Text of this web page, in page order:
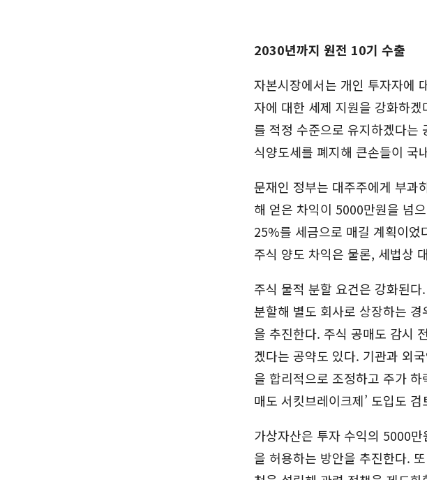
2030년까지 원전 10기 수출
자본시장에서는 개인 투자자에
자에 대한 세제 지원을 강화하
를 적정 수준으로 유지하겠다는
식양도세를 폐지해 큰손들이 국
문재인 정부는 대주주에게 부과
해 얻은 차익이 5000만원을 넘
25%를 세금으로 매길 계획이
주식 양도 차익은 물론, 세법상
주식 물적 분할 요건은 강화된
분할해 별도 회사로 상장하는
을 추진한다. 주식 공매도 감시
겠다는 공약도 있다. 기관과 외
을 합리적으로 조정하고 주가
매도 서킷브레이크제’ 도입도 검
가상자산은 투자 수익의 5000
을 허용하는 방안을 추진한다.